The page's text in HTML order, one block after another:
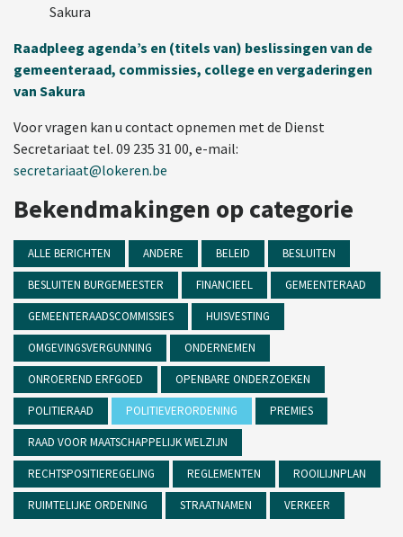
Sakura
Raadpleeg agenda’s en (titels van) beslissingen van de
gemeenteraad, commissies, college en vergaderingen
van Sakura
Voor vragen kan u contact opnemen met de Dienst
Secretariaat tel. 09 235 31 00, e-mail:
secretariaat@lokeren.be
Bekendmakingen op categorie
ALLE BERICHTEN ANDERE BELEID BESLUITEN
BESLUITEN BURGEMEESTER FINANCIEEL GEMEENTERAAD
GEMEENTERAADSCOMMISSIES HUISVESTING
OMGEVINGSVERGUNNING ONDERNEMEN
ONROEREND ERFGOED OPENBARE ONDERZOEKEN
POLITIERAAD POLITIEVERORDENING PREMIES
RAAD VOOR MAATSCHAPPELIJK WELZIJN
RECHTSPOSITIEREGELING REGLEMENTEN ROOILIJNPLAN
RUIMTELIJKE ORDENING STRAATNAMEN VERKEER